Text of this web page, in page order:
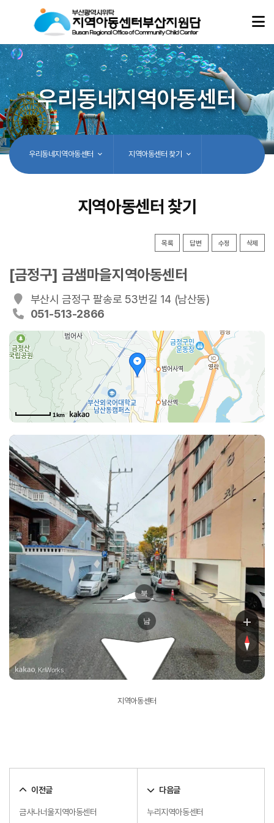
우리동네지역아동센터
우리동네지역아동센터 지역아동센터 찾기
지역아동센터 찾기
목록 답변 수정 삭제
[금정구] 금샘마을지역아동센터
부산시 금정구 팔송로 53번길 14 (남산동)
051-513-2866
1km
송로53번길
팔송로53번길
북
남
, KnWorks
지역아동센터
이전글
금사나너울지역아동센터
다음글
누리지역아동센터